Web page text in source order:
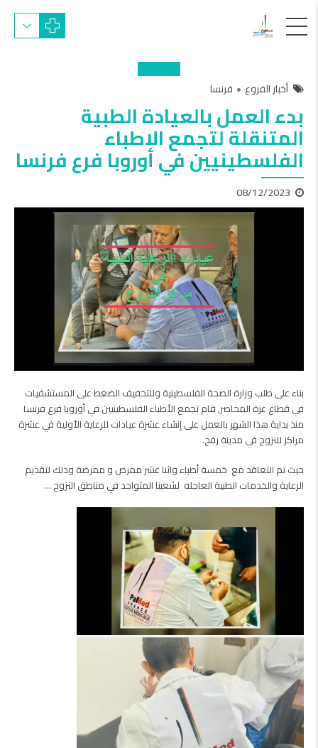
أخبار الفروع فرنسا
بدء العمل بالعيادة الطبية
المتنقلة لتجمع الاطباء
الفلسطينيين في أوروبا فرع فرنسا
08/12/2023
بناء على طلب وزارة الصحة الفلسطينية وللتخفيف الضغط على المستشفيات
في قطاع غزة المحاصر, قام تجمع الأطباء الفلسطينيين في أوروبا فرع فرنسا
منذ بداية هذا الشهر بالعمل على إنشاء عشرة عيادات للرعاية الأولية في عشرة
مراكز للنزوح في مدينة رفح.
حيث تم التعاقد مع خمسة أطباء واثنا عشر ممرض و ممرضة وذلك لتقديم
الرعاية والخدمات الطبية العاجله لشعبنا المتواجد في مناطق النزوح …